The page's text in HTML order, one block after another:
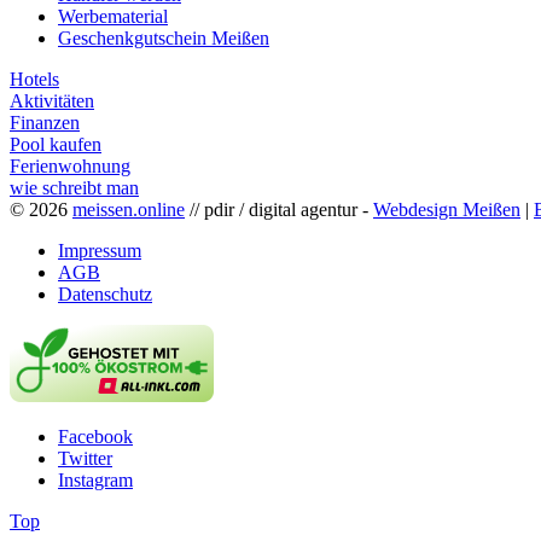
Werbematerial
Geschenkgutschein Meißen
Hotels
Aktivitäten
Finanzen
Pool kaufen
Ferienwohnung
wie schreibt man
© 2026 meissen.online // pdir / digital agentur - Webdesign Meißen |
Impressum
AGB
Datenschutz
Facebook
Twitter
Instagram
Top